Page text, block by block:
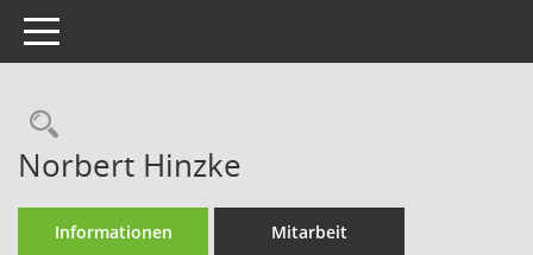
Toggle navigation
Rechercheauswahl
Norbert Hinzke
Informationen Mitarbeit